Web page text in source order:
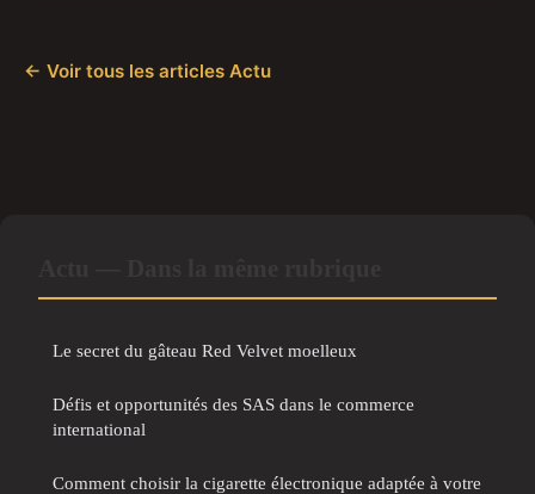
← Voir tous les articles Actu
Le secret du gâteau Red Velvet moelleux
Défis et opportunités des SAS dans le commerce
international
Comment choisir la cigarette électronique adaptée à votre